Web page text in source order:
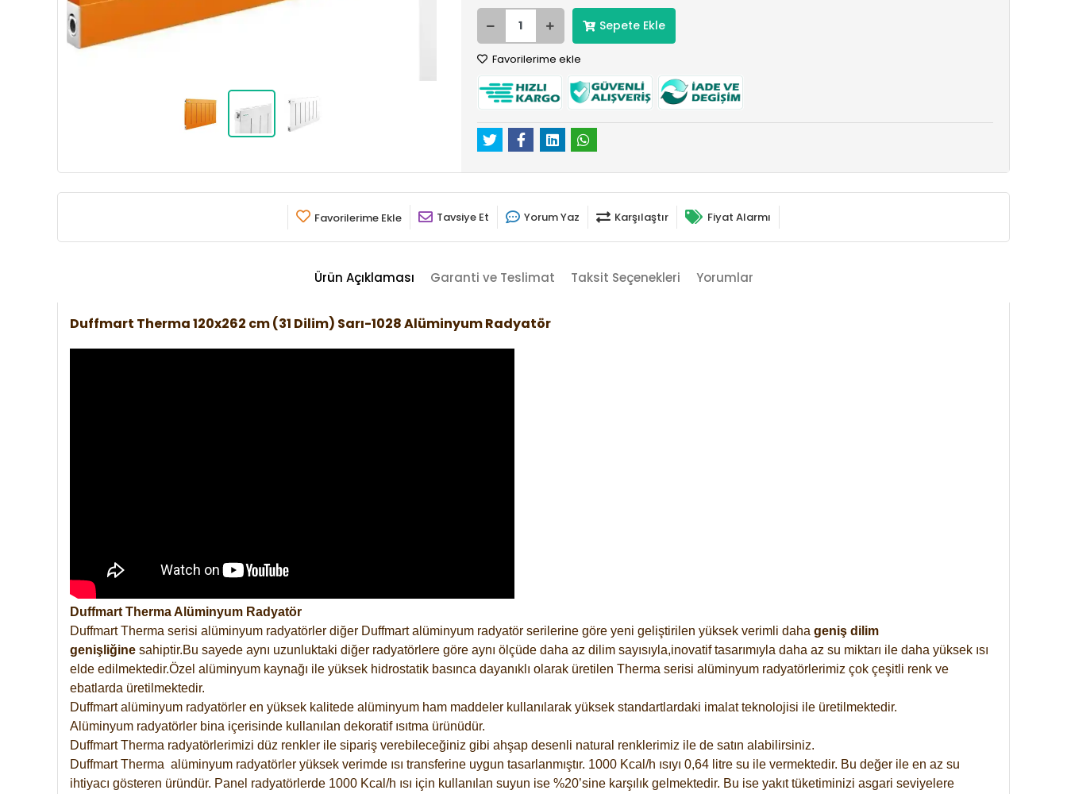
Sepete Ekle
Favorilerime ekle
Favorilerime Ekle Tavsiye Et Yorum Yaz Karşılaştır Fiyat Alarmı
Ürün Açıklaması Garanti ve Teslimat Taksit Seçenekleri Yorumlar
Duffmart Therma 120x262 cm (31 Dilim) Sarı-1028 Alüminyum Radyatör
Duffmart Therma Alüminyum Radyatör
Duffmart Therma serisi alüminyum radyatörler diğer Duffmart alüminyum radyatör serilerine göre yeni geliştirilen yüksek verimli daha geniş dilim
genişliğine sahiptir.Bu sayede aynı uzunluktaki diğer radyatörlere göre aynı ölçüde daha az dilim sayısıyla,inovatif tasarımıyla daha az su miktarı ile daha yüksek ısı
elde edilmektedir.Özel alüminyum kaynağı ile yüksek hidrostatik basınca dayanıklı olarak üretilen Therma serisi alüminyum radyatörlerimiz çok çeşitli renk ve
ebatlarda üretilmektedir.
Duffmart alüminyum radyatörler en yüksek kalitede alüminyum ham maddeler kullanılarak yüksek standartlardaki imalat teknolojisi ile üretilmektedir.
Alüminyum radyatörler bina içerisinde kullanılan dekoratif ısıtma ürünüdür.
Duffmart Therma radyatörlerimizi düz renkler ile sipariş verebileceğiniz gibi ahşap desenli natural renklerimiz ile de satın alabilirsiniz.
Duffmart Therma alüminyum radyatörler yüksek verimde ısı transferine uygun tasarlanmıştır. 1000 Kcal/h ısıyı 0,64 litre su ile vermektedir. Bu değer ile en az su
ihtiyacı gösteren üründür. Panel radyatörlerde 1000 Kcal/h ısı için kullanılan suyun ise %20’sine karşılık gelmektedir. Bu ise yakıt tüketiminizi asgari seviyelere